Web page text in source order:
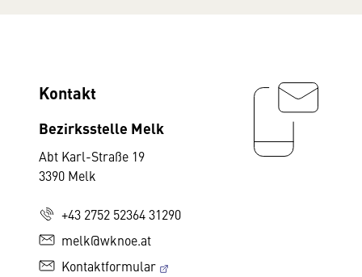
Kontakt
Bezirksstelle Melk
Abt Karl-Straße 19
3390 Melk
+43 2752 52364 31290
melk@wknoe.at
Kontaktformular